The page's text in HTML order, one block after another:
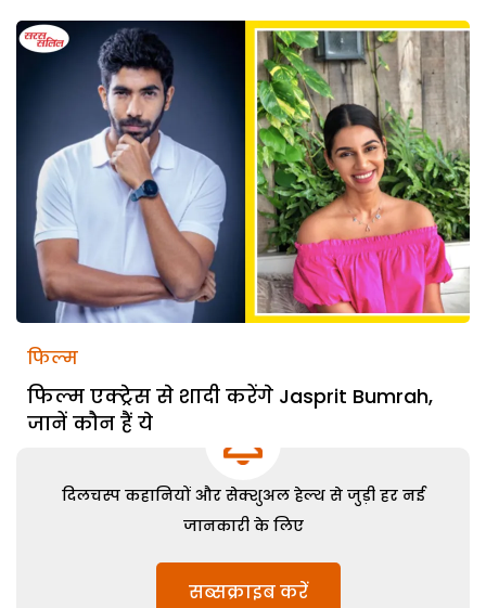
फिल्म
फिल्म एक्ट्रेस से शादी करेंगे Jasprit Bumrah,
जानें कौन हैं ये
दिलचस्प कहानियों और सेक्शुअल हेल्थ से जुड़ी हर नई
जानकारी के लिए
सब्सक्राइब करें